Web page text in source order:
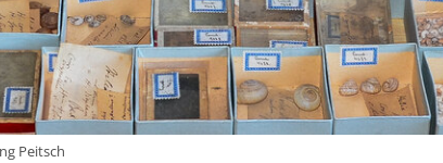
Peitsch